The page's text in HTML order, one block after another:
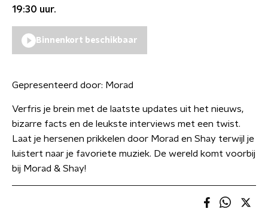
19:30 uur.
Binnenkort beschikbaar
Gepresenteerd door: Morad
Verfris je brein met de laatste updates uit het nieuws,
bizarre facts en de leukste interviews met een twist.
Laat je hersenen prikkelen door Morad en Shay terwijl je
luistert naar je favoriete muziek. De wereld komt voorbij
bij Morad & Shay!